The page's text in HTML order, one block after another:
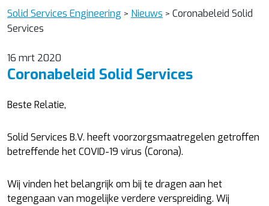
Solid Services Engineering > Nieuws > Coronabeleid Solid
Services
16 mrt 2020
Coronabeleid Solid Services
Beste Relatie,
Solid Services B.V. heeft voorzorgsmaatregelen getroffen
betreffende het COVID-19 virus (Corona).
Wij vinden het belangrijk om bij te dragen aan het
tegengaan van mogelijke verdere verspreiding. Wij